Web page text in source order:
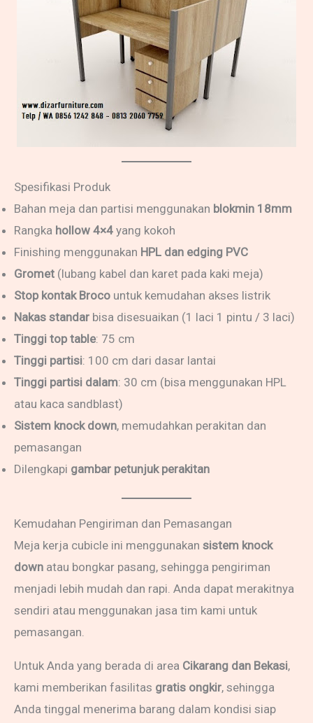
Spesifikasi Produk
Bahan meja dan partisi menggunakan blokmin 18mm
Rangka hollow 4×4 yang kokoh
Finishing menggunakan HPL dan edging PVC
Gromet (lubang kabel dan karet pada kaki meja)
Stop kontak Broco untuk kemudahan akses listrik
Nakas standar bisa disesuaikan (1 laci 1 pintu / 3 laci)
Tinggi top table: 75 cm
Tinggi partisi: 100 cm dari dasar lantai
Tinggi partisi dalam: 30 cm (bisa menggunakan HPL
atau kaca sandblast)
Sistem knock down, memudahkan perakitan dan
pemasangan
Dilengkapi gambar petunjuk perakitan
Kemudahan Pengiriman dan Pemasangan
Meja kerja cubicle ini menggunakan sistem knock
down atau bongkar pasang, sehingga pengiriman
menjadi lebih mudah dan rapi. Anda dapat merakitnya
sendiri atau menggunakan jasa tim kami untuk
pemasangan.
Untuk Anda yang berada di area Cikarang dan Bekasi,
kami memberikan fasilitas gratis ongkir, sehingga
Anda tinggal menerima barang dalam kondisi siap